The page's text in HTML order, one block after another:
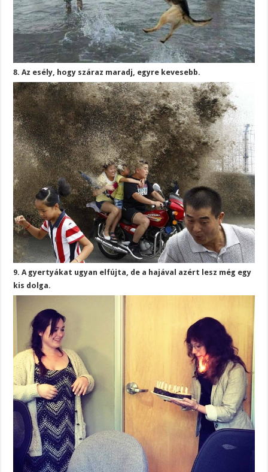
8. Az esély, hogy száraz maradj, egyre kevesebb.
9. A gyertyákat ugyan elfújta, de a hajával azért lesz még egy
kis dolga.